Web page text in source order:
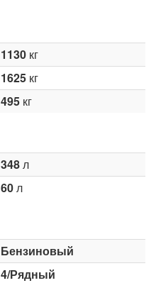
1130 кг
1625 кг
495 кг
348л
60л
Бензиновый
4/Рядный